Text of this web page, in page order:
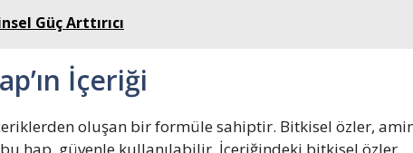
Güç Arttırıcı
İçeriği
oluşan bir formüle sahiptir. Bitkisel özler,